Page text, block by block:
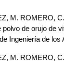
M. ROMERO,
de orujo de
Ingeniería de los
M. ROMERO,